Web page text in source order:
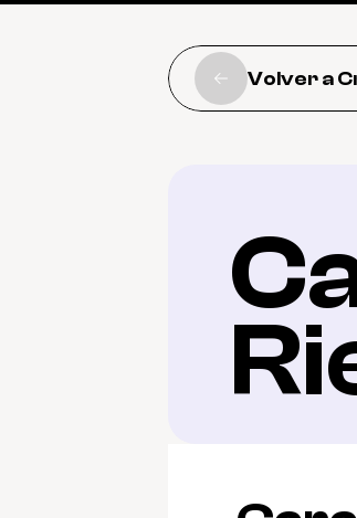
Volver a